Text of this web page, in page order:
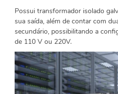
Possui transformador isolado
sua saída, além de contar com
secundário, possibilitando a
de 110 V ou 220V.